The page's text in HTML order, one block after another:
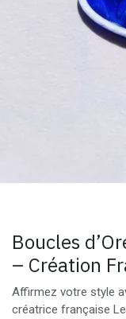
Boucles
– Création
Affirmez votre style
créatrice française